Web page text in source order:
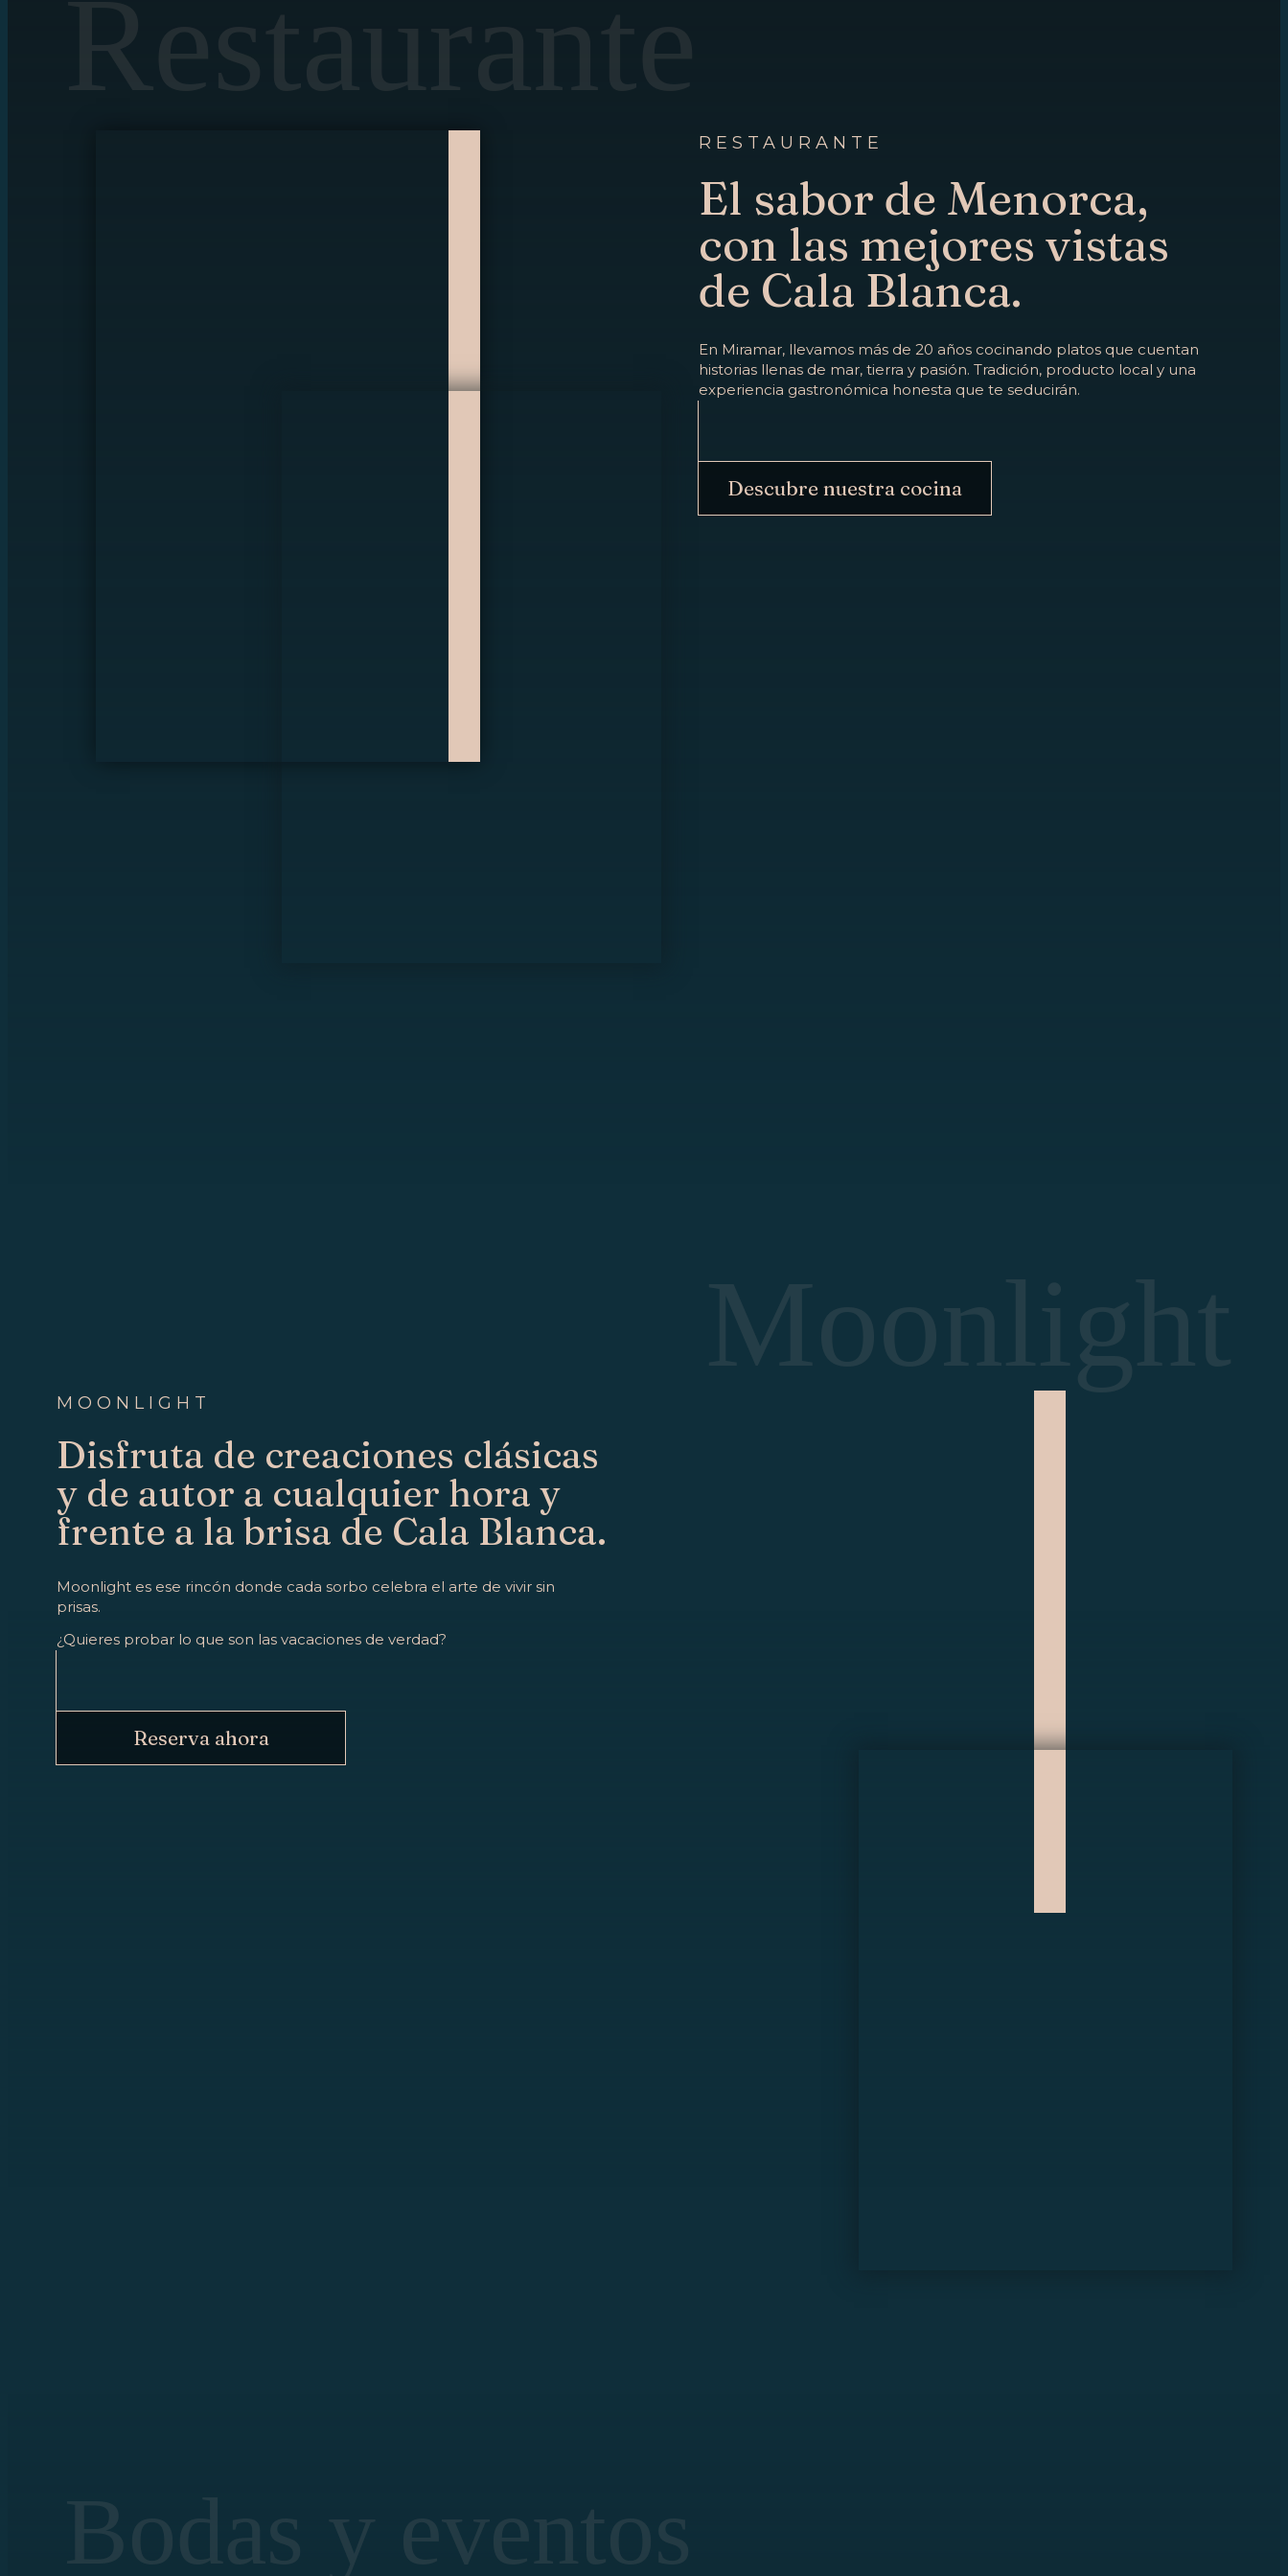
RESTAURANTE
El sabor de Menorca,
con las mejores vistas
de Cala Blanca.
En Miramar, llevamos más de 20 años cocinando platos que cuentan
historias llenas de mar, tierra y pasión. Tradición, producto local y una
experiencia gastronómica honesta que te seducirán.
Descubre nuestra cocina
MOONLIGHT
Disfruta de creaciones clásicas
y de autor a cualquier hora y
frente a la brisa de Cala Blanca.
Moonlight es ese rincón donde cada sorbo celebra el arte de vivir sin
prisas.
¿Quieres probar lo que son las vacaciones de verdad?
Reserva ahora